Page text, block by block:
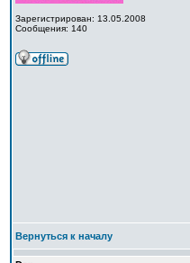
Зарегистрирован: 13.05.2008
Сообщения: 140
Вернуться к началу